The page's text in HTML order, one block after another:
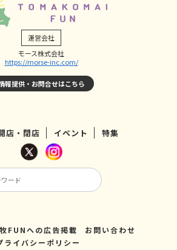
運営会社
モース株式会社
https://morse-inc.com/
報提供・お問合せはこちら
店・閉店 イベント 特集
FUNへの広告掲載
お問い合わせ
ライバシーポリシー